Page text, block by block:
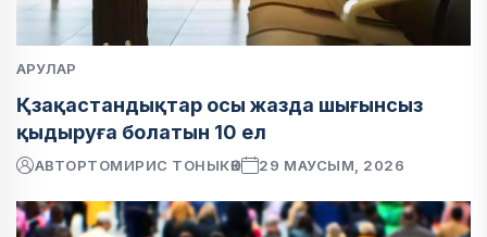
АРУЛАР
Қзақастандықтар осы жазда шығынсыз
қыдыруға болатын 10 ел
АВТОРТОМИРИС ТОНЫКӨК 29 МАУСЫМ, 2026